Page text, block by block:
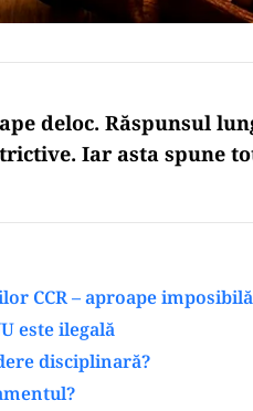
deloc. Răspunsul
. Iar asta spune
CCR – aproape imposibilă
este ilegală
disciplinară?